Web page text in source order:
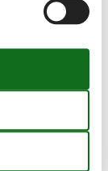
werden, sind
dass es
die
unserer
mal ein
gesamte